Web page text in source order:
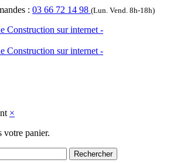
: 03 66 72 14 98 (Lun. Vend. 8h-18h)
×
votre panier.
Rechercher